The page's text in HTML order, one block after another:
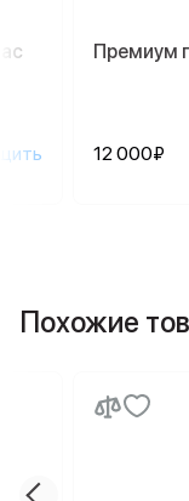
Премиум
12 000₽
Похожие